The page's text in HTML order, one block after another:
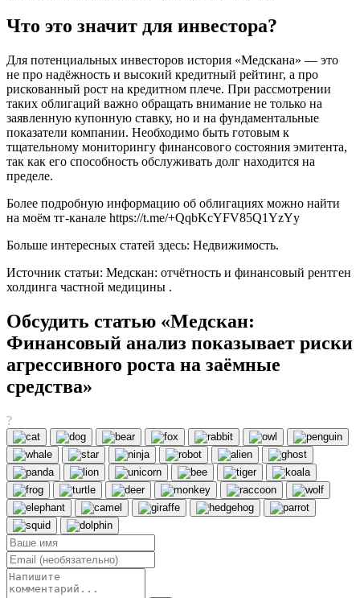
Что это значит для инвестора?
Для потенциальных инвесторов история «Медскана» — это
не про надёжность и высокий кредитный рейтинг, а про
рискованный рост на кредитном плече. При рассмотрении
таких облигаций важно обращать внимание не только на
заявленную купонную ставку, но и на фундаментальные
показатели компании. Необходимо быть готовым к
тщательному мониторингу финансового состояния эмитента,
так как его способность обслуживать долг находится на
пределе.
Более подробную информацию об облигациях можно найти
на моём тг-канале https://t.me/+QqbKcYFV85Q1YzYy
Больше интересных статей здесь: Недвижимость.
Источник статьи: Медскан: отчётность и финансовый рентген
холдинга частной медицины .
Обсудить статью «Медскан:
Финансовый анализ показывает риски
агрессивного роста на заёмные
средства»
?